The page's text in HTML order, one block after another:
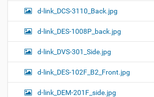
d-link_DCS-3110_Back.jpg
d-link_DES-1008P_back.jpg
d-link_DVS-301_Side.jpg
d-link_DES-102F_B2_Front.jpg
d-link_DEM-201F_side.jpg